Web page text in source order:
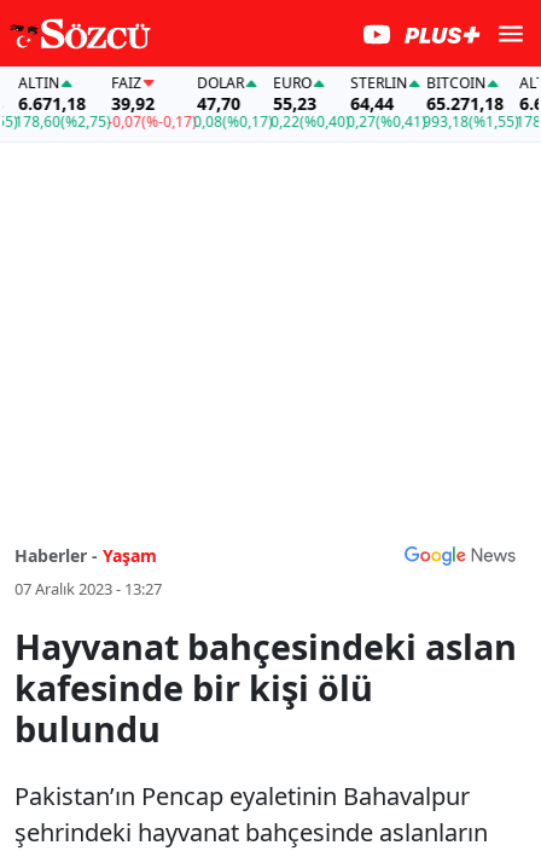
(%2,75)
FAİZ
39,92
-0,07(%-0,17)
DOLAR
47,70
0,08(%0,17)
EURO
55,23
0,22(%0,40)
STERLIN
64,44
0,27(%0,41)
BITCOIN
65.271,18
993,18(%1,55)
ALTIN
178,60
Haberler - Yaşam
07 Aralık 2023 - 13:27
Hayvanat bahçesindeki aslan
kafesinde bir kişi ölü
bulundu
Pakistan’ın Pencap eyaletinin Bahavalpur
şehrindeki hayvanat bahçesinde aslanların